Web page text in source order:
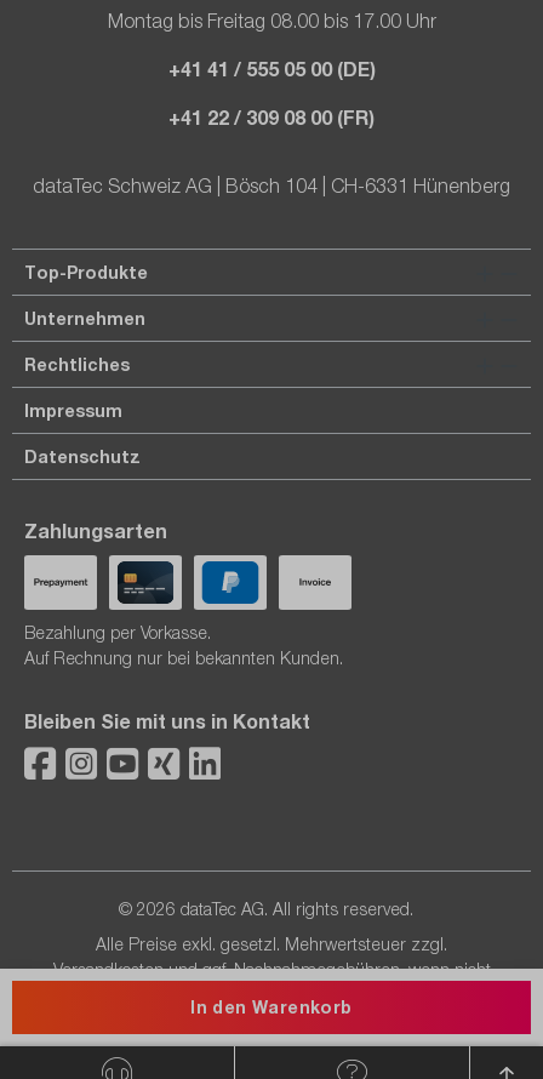
In den Warenkorb
Montag bis Freitag 08.00 bis 17.00 Uhr
+41 41 / 555 05 00 (DE)
+41 22 / 309 08 00 (FR)
dataTec Schweiz AG | Bösch 104 | CH-6331 Hünenberg
Top-Produkte
Unternehmen
Rechtliches
Impressum
Datenschutz
Zahlungsarten
Bezahlung per Vorkasse.
Auf Rechnung nur bei bekannten Kunden.
Bleiben Sie mit uns in Kontakt
© 2026 dataTec AG. All rights reserved.
Alle Preise exkl. gesetzl. Mehrwertsteuer zzgl.
Versandkostenund ggf. Nachnahmegebühren, wenn nicht